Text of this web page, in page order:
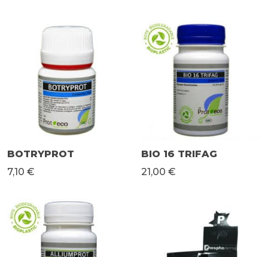
BOTRYPROT
7,10 €
BIO 16 TRIFAG
21,00 €